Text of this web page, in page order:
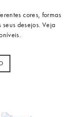
cores, formas
desejos. Veja